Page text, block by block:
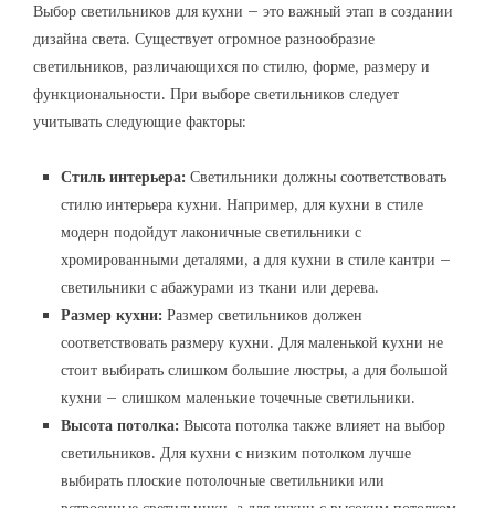
Выбор светильников для кухни – это важный этап в создании
дизайна света. Существует огромное разнообразие
светильников, различающихся по стилю, форме, размеру и
функциональности. При выборе светильников следует
учитывать следующие факторы:
Стиль интерьера: Светильники должны соответствовать
стилю интерьера кухни. Например, для кухни в стиле
модерн подойдут лаконичные светильники с
хромированными деталями, а для кухни в стиле кантри –
светильники с абажурами из ткани или дерева.
Размер кухни: Размер светильников должен
соответствовать размеру кухни. Для маленькой кухни не
стоит выбирать слишком большие люстры, а для большой
кухни – слишком маленькие точечные светильники.
Высота потолка: Высота потолка также влияет на выбор
светильников. Для кухни с низким потолком лучше
выбирать плоские потолочные светильники или